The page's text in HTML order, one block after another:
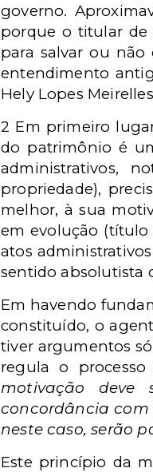
governo.
porque o titular de
para salvar ou
entendimento
Hely Lopes
2 Em primeiro
do patrimônio é
administrativos,
propriedade),
melhor, à sua
em evolução (título
atos
sentido absolutista
Em havendo
constituído, o
tiver argumentos
regula o
motivação deve
concordância com
neste caso, serão
Este princípio da